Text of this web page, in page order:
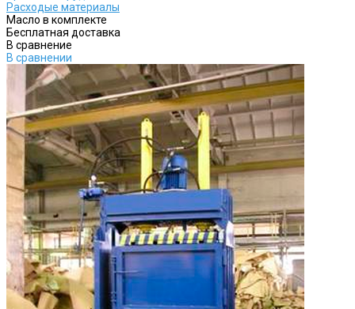
Расходые материалы
Масло в комплекте
Бесплатная доставка
В сравнение
В сравнении